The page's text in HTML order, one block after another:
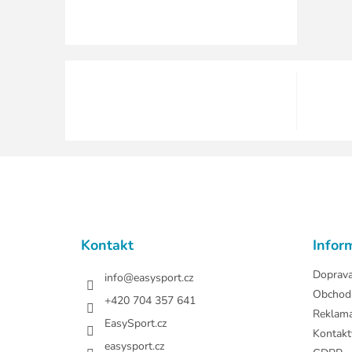
Kontakt
info@easysport.cz
+420 704 357 641
EasySport.cz
easysport.cz